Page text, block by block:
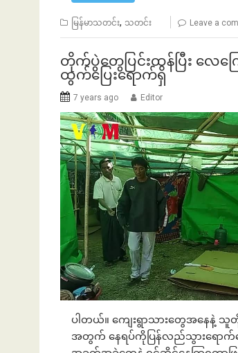
မြန်မာသတင်း, သတင်း Leave a
တိုက်ပွဲတွေပြင်းထန်ပြီး လေ
ထွက်ပြေးရောက်ရှိ
7 years ago Editor
ပါတယ်။ ကျေးရွာသားတွေအနေနဲ့ သူ
အတွက် နေရပ်ကိုပြန်လည်သွားရောက်